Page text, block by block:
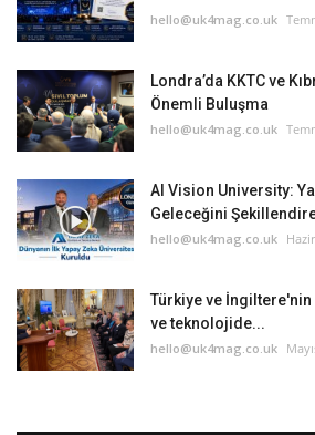
hello@uk4mag.co.uk
Londra’da KKTC ve
Önemli Buluşma
hello@uk4mag.co.uk
AI Vision University:
Geleceğini
hello@uk4mag.co.uk
Türkiye ve
ve teknolojide...
hello@uk4mag.co.uk